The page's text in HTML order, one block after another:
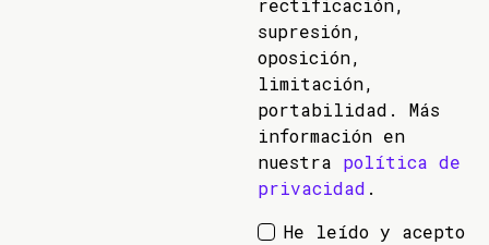
rectificación,
supresión,
oposición,
limitación,
portabilidad. Más
información en
nuestra política de
privacidad .
He leído y acepto